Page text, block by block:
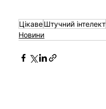
ЦікавеШтучний інтелект
Новини